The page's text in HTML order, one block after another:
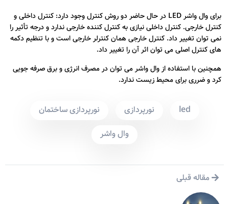
برای وال واشر LED در حال حاضر دو روش کنترل وجود دارد: کنترل داخلی و
کنترل خارجی. کنترل داخلی نیازی به کنترل کننده خارجی ندارد و درجه تأثیر را
نمی توان تغییر داد. کنترل خارجی همان کنترلر خارجی است و با تنظیم دکمه
های کنترل اصلی می توان اثر آن را تغییر داد.
همچنین با استفاده از وال واشر می توان در مصرف انرژی و برق صرفه جویی
کرد و ضرری برای محیط زیست ندارد.
led نورپردازی
نورپردازی ساختمان
وال واشر
مقاله قبلی